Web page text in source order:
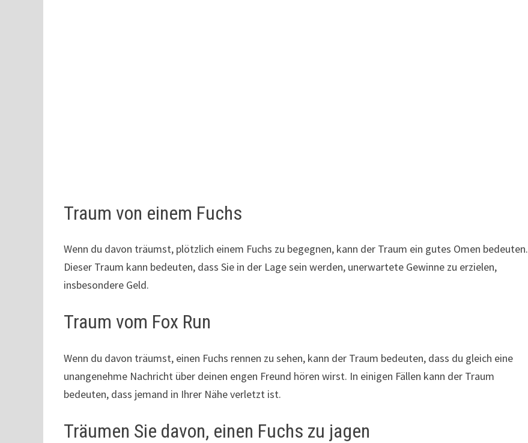
Traum von einem Fuchs
Wenn du davon träumst, plötzlich einem Fuchs zu begegnen, kann der Traum ein gutes Omen bedeuten.
Dieser Traum kann bedeuten, dass Sie in der Lage sein werden, unerwartete Gewinne zu erzielen,
insbesondere Geld.
Traum vom Fox Run
Wenn du davon träumst, einen Fuchs rennen zu sehen, kann der Traum bedeuten, dass du gleich eine
unangenehme Nachricht über deinen engen Freund hören wirst. In einigen Fällen kann der Traum
bedeuten, dass jemand in Ihrer Nähe verletzt ist.
Träumen Sie davon, einen Fuchs zu jagen